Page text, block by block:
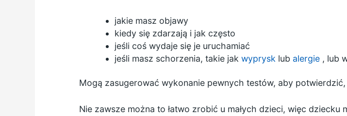
jakie masz objawy
kiedy się zdarzają i jak często
jeśli coś wydaje się je uruchamiać
jeśli masz schorzenia, takie jakwyprysk lub alergie , lub
Mogą zasugerować wykonanie pewnych testów, aby
Nie zawsze można to łatwo zrobić u małych dzieci, więc